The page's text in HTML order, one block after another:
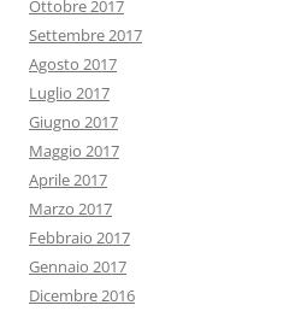
Ottobre 2017
Settembre 2017
Agosto 2017
Luglio 2017
Giugno 2017
Maggio 2017
Aprile 2017
Marzo 2017
Febbraio 2017
Gennaio 2017
Dicembre 2016